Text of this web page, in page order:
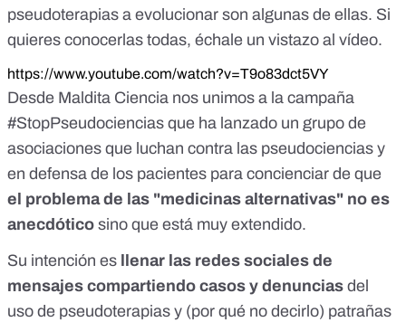
pseudoterapias a evolucionar son algunas de ellas. Si
quieres conocerlas todas, échale un vistazo al vídeo.
https://www.youtube.com/watch?v=T9o83dct5VY
Desde Maldita Ciencia nos unimos a la campaña
#StopPseudociencias que ha lanzado un grupo de
asociaciones que luchan contra las pseudociencias y
en defensa de los pacientes para concienciar de que
el problema de las "medicinas alternativas" no es
anecdótico sino que está muy extendido.
Su intención es
llenar las redes sociales de
mensajes compartiendo casos y denuncias del
uso de pseudoterapias y (por qué no decirlo) patrañas